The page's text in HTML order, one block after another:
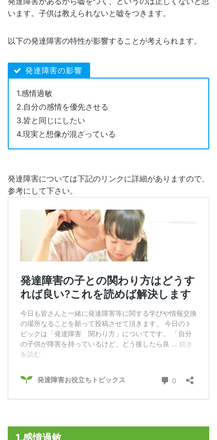
います。子供は教えられないと嘘をつきます。
以下の発達障害の特性が影響することが考えられます。
発達障害の影響
1.感情過敏
2.自分の感情を優先させる
3.皆と同じにしたい
4.現実と想像が混ざっている
発達障害については下記のリンクに詳細がありますので、
参考にして下さい。